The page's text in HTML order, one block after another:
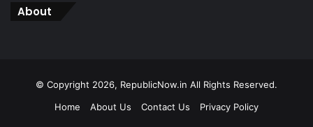
About
© Copyright 2026, RepublicNow.in All Rights Reserved.
Home
About Us Contact Us Privacy Policy